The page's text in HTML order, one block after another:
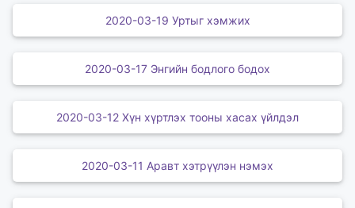
2020-03-19 Уртыг хэмжих
2020-03-17 Энгийн бодлого бодох
2020-03-12 Хүн хүртлэх тооны хасах үйлдэл
2020-03-11 Аравт хэтрүүлэн нэмэх